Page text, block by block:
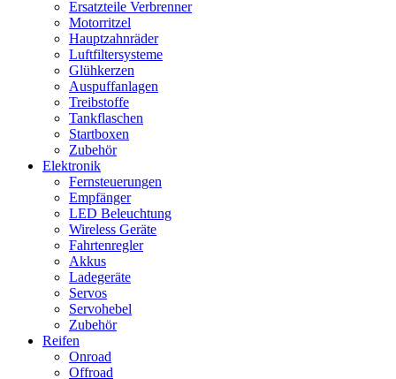
Ersatzteile Verbrenner
Motorritzel
Hauptzahnräder
Luftfiltersysteme
Glühkerzen
Auspuffanlagen
Treibstoffe
Tankflaschen
Startboxen
Zubehör
Elektronik
Fernsteuerungen
Empfänger
LED Beleuchtung
Wireless Geräte
Fahrtenregler
Akkus
Ladegeräte
Servos
Servohebel
Zubehör
Reifen
Onroad
Offroad